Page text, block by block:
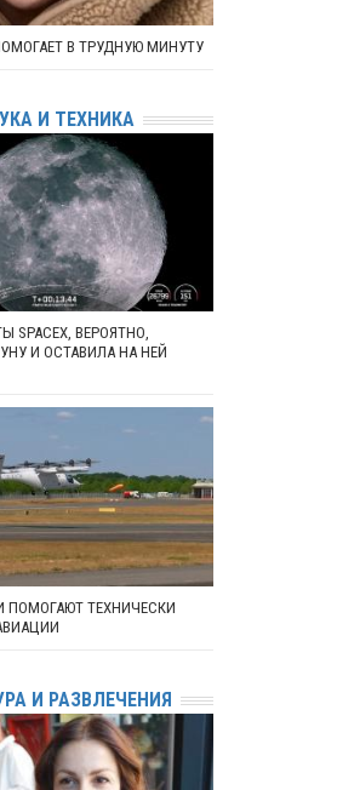
В ТРУДНУЮ МИНУТУ
И ТЕХНИКА
SPACEX, ВЕРОЯТНО,
И ОСТАВИЛА НА НЕЙ
ПОМОГАЮТ ТЕХНИЧЕСКИ
И РАЗВЛЕЧЕНИЯ